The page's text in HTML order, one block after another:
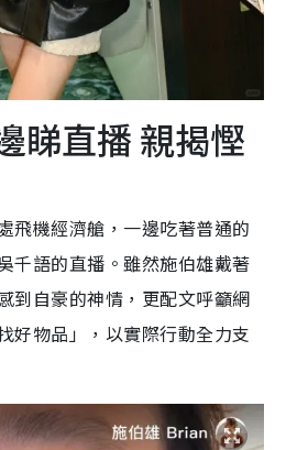
睇直播 親揭慳
飛機經濟艙，一邊吃著普通的
千語的直播。雖然施伯雄戴著
到自豪的神情，更配文呼籲網
好物品」，以實際行動全力支